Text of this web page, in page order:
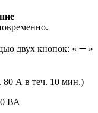
двух кнопок: « ➖ »
80 А в теч. 10 мин.)
ВА